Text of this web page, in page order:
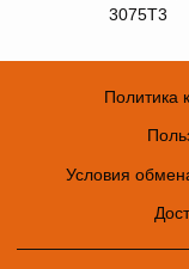
3075T3
Политика
Условия